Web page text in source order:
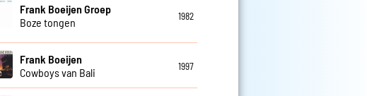
Frank Boeijen Groep
Boze tongen
1982
Frank Boeijen
Cowboys van Bali
1997